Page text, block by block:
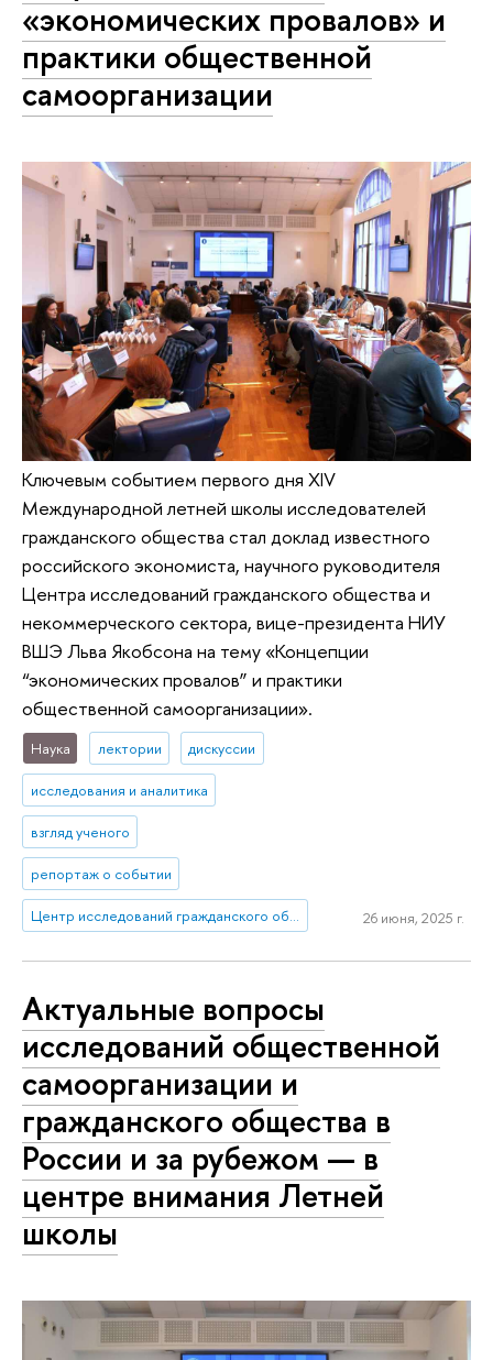
«экономических провалов» и
практики общественной
самоорганизации
Ключевым событием первого дня XIV
Международной летней школы исследователей
гражданского общества стал доклад известного
российского экономиста, научного руководителя
Центра исследований гражданского общества и
некоммерческого сектора, вице-президента НИУ
ВШЭ Льва Якобсона на тему «Концепции
“экономических провалов” и практики
общественной самоорганизации».
Наука лектории дискуссии
исследования и аналитика
взгляд ученого
репортаж о событии
26 июня, 2025 г.
Актуальные вопросы
исследований общественной
самоорганизации и
гражданского общества в
России и за рубежом — в
центре внимания Летней
школы